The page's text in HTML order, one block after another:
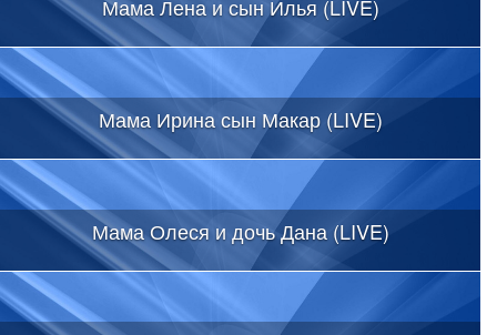
Мама Лена и сын Илья (LIVE)
Мама Ирина сын Макар (LIVE)
Мама Олеся и дочь Дана (LIVE)